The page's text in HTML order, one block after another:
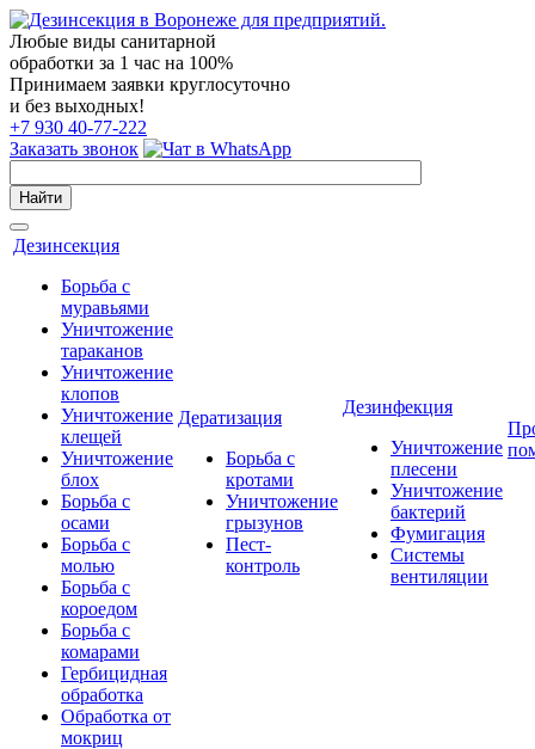
Любые виды санитарной
обработки за 1 час на 100%
Принимаем заявки круглосуточно
и без выходных!
+7 930 40-77-222
Заказать звонок
Найти
Дезинсекция
Борьба с
муравьями
Уничтожение
тараканов
Уничтожение
клопов
Уничтожение
клещей
Уничтожение
блох
Борьба с
осами
Борьба с
молью
Борьба с
короедом
Борьба с
комарами
Гербицидная
обработка
Обработка от
мокриц
Дератизация
Борьба с
кротами
Уничтожение
грызунов
Пест-
контроль
Дезинфекция
Уничтожение
плесени
Уничтожение
бактерий
Фумигация
Системы
вентиляции